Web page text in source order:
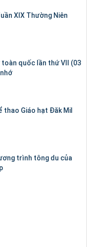
XIX Thường Niên
quốc lần thứ VII (03
thao Giáo hạt Đăk Mil
trình tông du của